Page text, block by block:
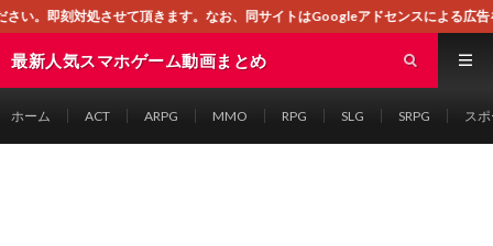
て頂きます。なお、同サイトはGoogleアドセンスによる広告を掲載しておりま
最新人気スマホゲーム動画まとめ
ホーム ACT ARPG MMO RPG SLG SRPG ス